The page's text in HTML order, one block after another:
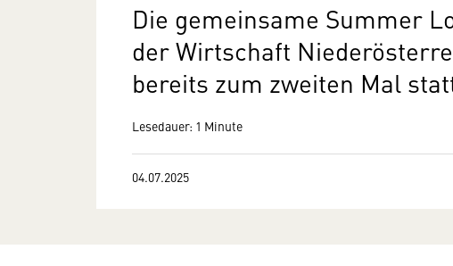
Die gemeinsame Summer
der Wirtschaft
bereits zum zweiten Mal
Lesedauer: 1 Minute
04.07.2025